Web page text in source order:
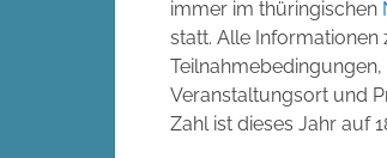
immer im thüringischen
statt. Alle Informationen
Teilnahmebedingungen,
Veranstaltungsort und
Zahl ist dieses Jahr auf